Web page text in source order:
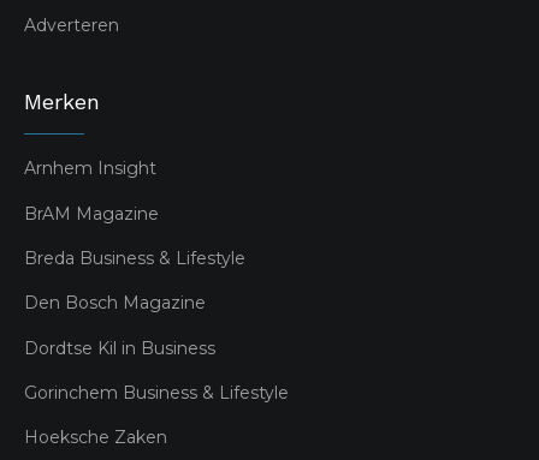
Adverteren
Merken
Arnhem Insight
BrAM Magazine
Breda Business & Lifestyle
Den Bosch Magazine
Dordtse Kil in Business
Gorinchem Business & Lifestyle
Hoeksche Zaken